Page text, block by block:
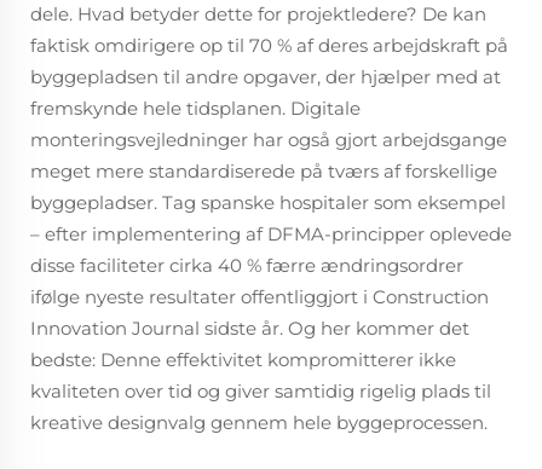
dele. Hvad betyder dette for projektledere? De kan
faktisk omdirigere op til 70 % af deres arbejdskraft på
byggepladsen til andre opgaver, der hjælper med at
fremskynde hele tidsplanen. Digitale
monteringsvejledninger har også gjort arbejdsgange
meget mere standardiserede på tværs af forskellige
byggepladser. Tag spanske hospitaler som eksempel
– efter implementering af DFMA-principper oplevede
disse faciliteter cirka 40 % færre ændringsordrer
ifølge nyeste resultater offentliggjort i Construction
Innovation Journal sidste år. Og her kommer det
bedste: Denne effektivitet kompromitterer ikke
kvaliteten over tid og giver samtidig rigelig plads til
kreative designvalg gennem hele byggeprocessen.